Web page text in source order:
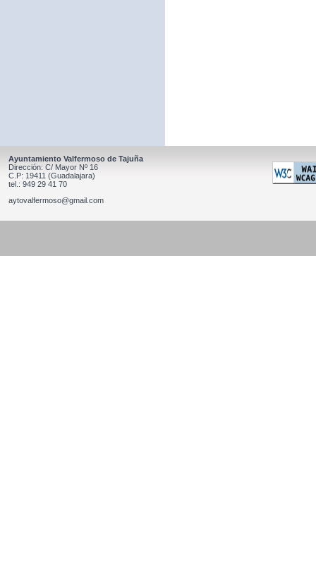
Ayuntamiento Valfermoso de Tajuña
Dirección: C/ Mayor Nº 16
C.P: 19411 (Guadalajara)
tel.: 949 29 41 70
aytovalfermoso@gmail.com